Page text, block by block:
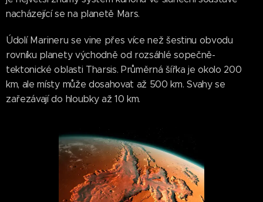
nacházející se na planetě Mars.
Údolí Marineru se vine přes více než šestinu obvodu
rovníku planety východně od rozsáhlé sopečně-
tektonické oblasti Tharsis. Průměrná šířka je okolo 200
km, ale místy může dosahovat až 500 km. Svahy se
zařezávají do hloubky až 10 km.